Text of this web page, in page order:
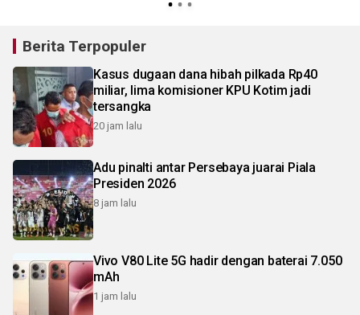
Berita Terpopuler
Kasus dugaan dana hibah pilkada Rp40
miliar, lima komisioner KPU Kotim jadi
tersangka
20 jam lalu
Adu pinalti antar Persebaya juarai Piala
Presiden 2026
8 jam lalu
Vivo V80 Lite 5G hadir dengan baterai 7.050
mAh
1 jam lalu